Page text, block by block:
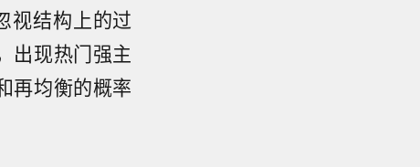
视结构上的过
出现热门强主
再均衡的概率